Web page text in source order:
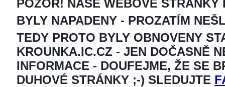
POZOR! NAŠE WEBOVÉ STRÁNKY
BYLY NAPADENY - PROZATÍM
TEDY PROTO BYLY OBNOVENY
KROUNKA.IC.CZ - JEN DOČASNĚ
INFORMACE - DOUFEJME, ŽE SE
DUHOVÉ STRÁNKY ;-) SLEDUJTE